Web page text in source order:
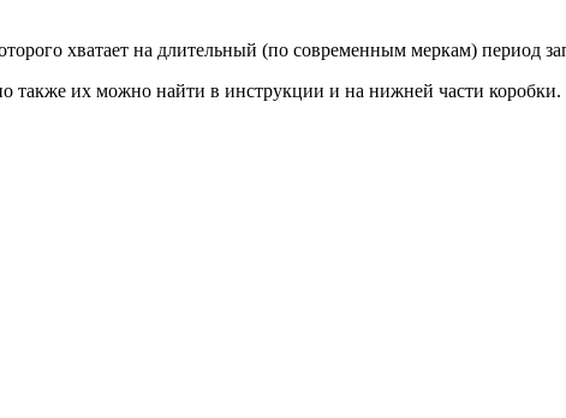
хватает на длительный (по современным меркам) период
также их можно найти в инструкции и на нижней части коробки.